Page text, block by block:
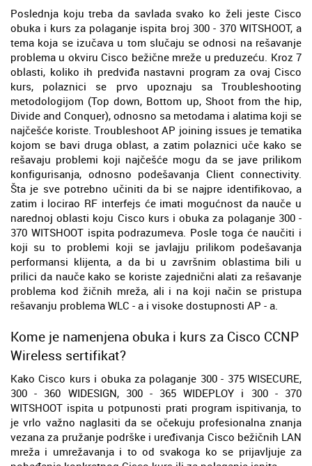
Poslednja koju treba da savlada svako ko želi jeste Cisco
obuka i kurs za polaganje ispita broj 300 - 370 WITSHOOT, a
tema koja se izučava u tom slučaju se odnosi na rešavanje
problema u okviru Cisco bežične mreže u preduzeću. Kroz 7
oblasti, koliko ih predviđa nastavni program za ovaj Cisco
kurs, polaznici se prvo upoznaju sa Troubleshooting
metodologijom (Top down, Bottom up, Shoot from the hip,
Divide and Conquer), odnosno sa metodama i alatima koji se
najčešće koriste. Troubleshoot AP joining issues je tematika
kojom se bavi druga oblast, a zatim polaznici uče kako se
rešavaju problemi koji najčešće mogu da se jave prilikom
konfigurisanja, odnosno podešavanja Client connectivity.
Šta je sve potrebno učiniti da bi se najpre identifikovao, a
zatim i locirao RF interfejs će imati mogućnost da nauče u
narednoj oblasti koju Cisco kurs i obuka za polaganje 300 -
370 WITSHOOT ispita podrazumeva. Posle toga će naučiti i
koji su to problemi koji se javlajju prilikom podešavanja
performansi klijenta, a da bi u završnim oblastima bili u
prilici da nauče kako se koriste zajednični alati za rešavanje
problema kod žičnih mreža, ali i na koji način se pristupa
rešavanju problema WLC - a i visoke dostupnosti AP - a.
Kome je namenjena obuka i kurs za Cisco CCNP
Wireless sertifikat?
Kako Cisco kurs i obuka za polaganje 300 - 375 WISECURE,
300 - 360 WIDESIGN, 300 - 365 WIDEPLOY i 300 - 370
WITSHOOT ispita u potpunosti prati program ispitivanja, to
je vrlo važno naglasiti da se očekuju profesionalna znanja
vezana za pružanje podrške i uređivanja Cisco bežičnih LAN
mreža i umrežavanja i to od svakoga ko se prijavljuje za